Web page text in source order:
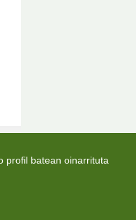
profil batean oinarrituta